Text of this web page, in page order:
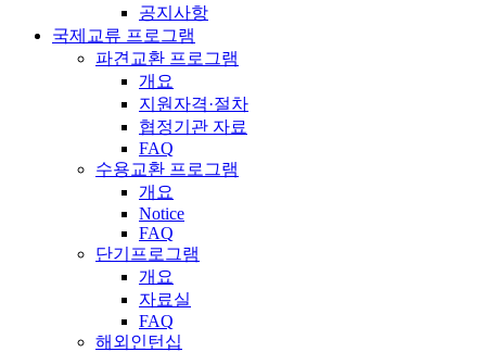
공지사항
국제교류 프로그램
파견교환 프로그램
개요
지원자격·절차
협정기관 자료
FAQ
수용교환 프로그램
개요
Notice
FAQ
단기프로그램
개요
자료실
FAQ
해외인턴십